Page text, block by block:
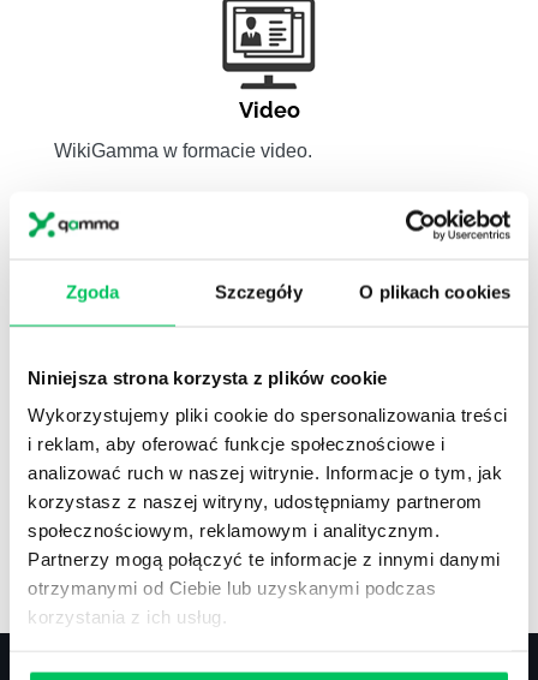
Zgoda Szczegóły O plikach cookies
Niniejsza strona korzysta z plików cookie
Wykorzystujemy pliki cookie do spersonalizowania treści
i reklam, aby oferować funkcje społecznościowe i
analizować ruch w naszej witrynie. Informacje o tym, jak
korzystasz z naszej witryny, udostępniamy partnerom
społecznościowym, reklamowym i analitycznym.
Partnerzy mogą połączyć te informacje z innymi danymi
otrzymanymi od Ciebie lub uzyskanymi podczas
korzystania z ich usług.
Video
WikiGamma w formacie video.
zawodów.
Artykuły,Artykuły cd.,Prawo
Standardowe informacje z obszaru szkoleń.